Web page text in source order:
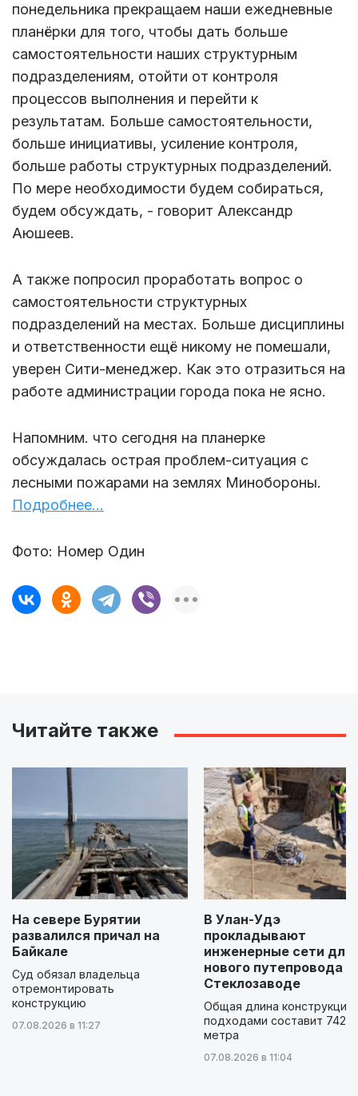
понедельника прекращаем наши ежедневные
планёрки для того, чтобы дать больше
самостоятельности наших структурным
подразделениям, отойти от контроля
процессов выполнения и перейти к
результатам. Больше самостоятельности,
больше инициативы, усиление контроля,
больше работы структурных подразделений.
По мере необходимости будем собираться,
будем обсуждать, - говорит Александр
Аюшеев.
А также попросил проработать вопрос о
самостоятельности структурных
подразделений на местах. Больше дисциплины
и ответственности ещё никому не помешали,
уверен Сити-менеджер. Как это отразиться на
работе администрации города пока не ясно.
Напомним. что сегодня на планерке
обсуждалась острая проблем-ситуация с
лесными пожарами на землях Минобороны.
Подробнее...
Фото: Номер Один
Читайте также
На севере Бурятии
развалился причал на
Байкале
Суд обязал владельца
отремонтировать
конструкцию
07.08.2026 в 11:27
В Улан-Удэ
прокладывают
инженерные сети для
нового путепровода
Стеклозаводе
Общая длина конструкции
подходами составит 742
метра
07.08.2026 в 11:04